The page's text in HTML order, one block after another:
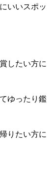
いいスポッ
したい方に
ゆったり鑑
りたい方に